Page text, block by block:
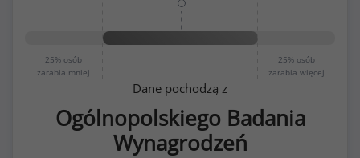
25% osób
zarabia mniej
25% osób
zarabia więcej
Dane pochodzą z
Ogólnopolskiego Badania
Wynagrodzeń